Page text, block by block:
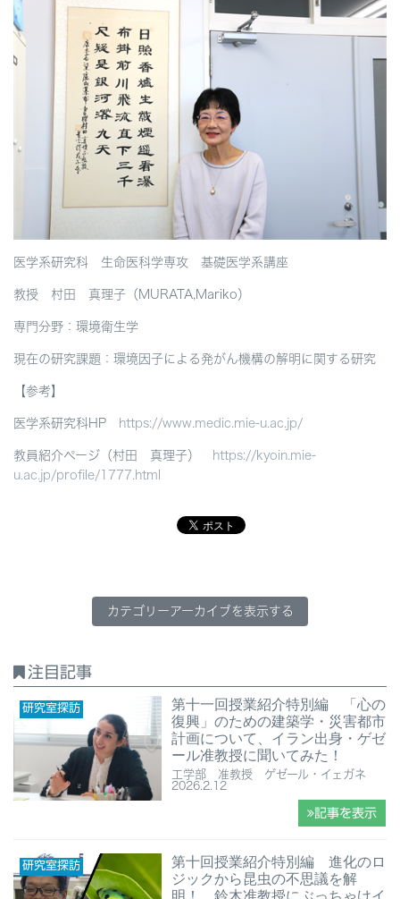
医学系研究科 生命医科学専攻 基礎医学系講座
教授 村田 真理子（MURATA,Mariko）
専門分野：環境衛生学
現在の研究課題：環境因子による発がん機構の解明に関する研究
【参考】
医学系研究科HP https://www.medic.mie-u.ac.jp/
教員紹介ページ（村田 真理子）
https://kyoin.mie-
u.ac.jp/profile/1777.html
カテゴリーアーカイブを表示する
注目記事
研究室探訪
第十一回授業紹介特別編 「心の
復興」のための建築学・災害都市
計画について、イラン出身・ゲゼ
ール准教授に聞いてみた！
工学部 准教授 ゲゼール・イェガネ
2026.2.12
記事を表示
研究室探訪
第十回授業紹介特別編 進化のロ
ジックから昆虫の不思議を解